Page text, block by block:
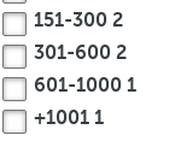
u
e
d
e
s
151-300 2
301-600 2
601-1000 1
+1001 1